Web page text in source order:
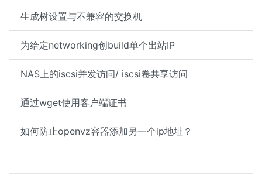
生成树设置与不兼容的交换机
为给定networking创build单个出站IP
NAS上的iscsi并发访问/ iscsi卷共享访问
通过wget使用客户端证书
如何防止openvz容器添加另一个ip地址？